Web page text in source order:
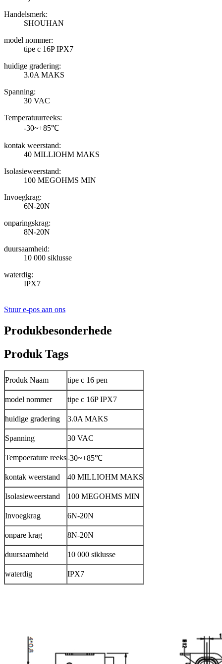
Handelsmerk:
SHOUHAN
model nommer:
tipe c 16P IPX7
huidige gradering:
3.0A MAKS
Spanning:
30 VAC
Temperatuurreeks:
-30~+85℃
kontak weerstand:
40 MILLIOHM MAKS
Isolasieweerstand:
100 MEGOHMS MIN
Invoegkrag:
6N-20N
onparingskrag:
8N-20N
duursaamheid:
10 000 siklusse
waterdig:
IPX7
Stuur e-pos aan ons
Produkbesonderhede
Produk Tags
Produk Naam tipe c 16 pen
model nommer tipe c 16P IPX7
huidige gradering 3.0A MAKS
Spanning 30 VAC
Tempoerature reeks-30~+85℃
kontak weerstand 40 MILLIOHM MAKS
Isolasieweerstand 100 MEGOHMS MIN
Invoegkrag 6N-20N
onpare krag 8N-20N
duursaamheid 10 000 siklusse
waterdig IPX7